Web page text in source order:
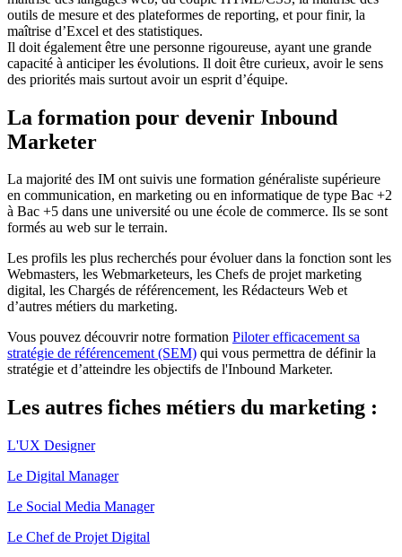
outils de mesure et des plateformes de reporting, et pour finir, la
maîtrise d’Excel et des statistiques.
Il doit également être une personne rigoureuse, ayant une grande
capacité à anticiper les évolutions. Il doit être curieux, avoir le sens
des priorités mais surtout avoir un esprit d’équipe.
La formation pour devenir Inbound
Marketer
La majorité des IM ont suivis une formation généraliste supérieure
en communication, en marketing ou en informatique de type Bac +2
à Bac +5 dans une université ou une école de commerce. Ils se sont
formés au web sur le terrain.
Les profils les plus recherchés pour évoluer dans la fonction sont les
Webmasters, les Webmarketeurs, les Chefs de projet marketing
digital, les Chargés de référencement, les Rédacteurs Web et
d’autres métiers du marketing.
Vous pouvez découvrir notre formation Piloter efficacement sa
stratégie de référencement (SEM) qui vous permettra de définir la
stratégie et d’atteindre les objectifs de l'Inbound Marketer.
Les autres fiches métiers du marketing :
L'UX Designer
Le Digital Manager
Le Social Media Manager
Le Chef de Projet Digital